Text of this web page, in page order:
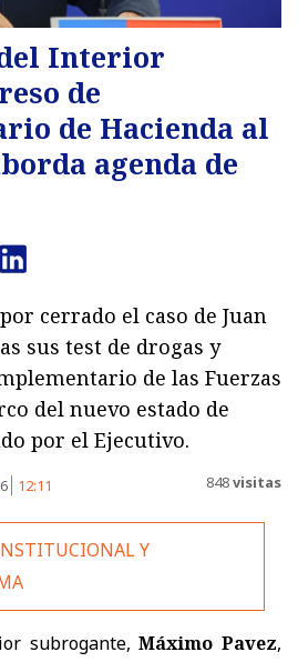
Interior
de
de Hacienda al
agenda de
cerrado el caso de Juan
sus test de drogas y
de las Fuerzas
del nuevo estado de
por el Ejecutivo.
12:11 848visitas
Y
subrogante,Máximo Pavez,